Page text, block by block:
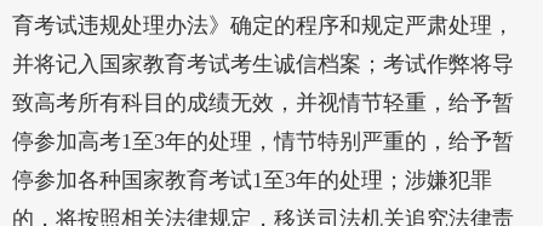
育考试违规处理办法》确定的程序和规定严肃处理，
并将记入国家教育考试考生诚信档案；考试作弊将导
致高考所有科目的成绩无效，并视情节轻重，给予暂
停参加高考1至3年的处理，情节特别严重的，给予暂
停参加各种国家教育考试1至3年的处理；涉嫌犯罪
的，将按照相关法律规定，移送司法机关追究法律责